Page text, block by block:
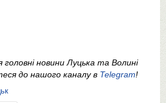
новини Луцька та Волині
до нашого каналу в Telegram!